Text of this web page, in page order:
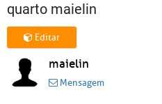
quarto maielin
Editar
maielin
Mensagem